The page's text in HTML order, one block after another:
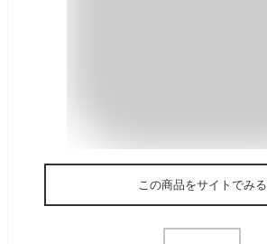
この商品をサイトでみる